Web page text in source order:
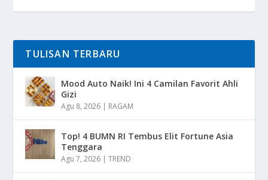
TULISAN TERBARU
Mood Auto Naik! Ini 4 Camilan Favorit Ahli
Gizi
Agu 8, 2026 | RAGAM
Top! 4 BUMN RI Tembus Elit Fortune Asia
Tenggara
Agu 7, 2026 |TREND